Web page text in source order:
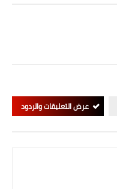
عرض التعليقات والردود